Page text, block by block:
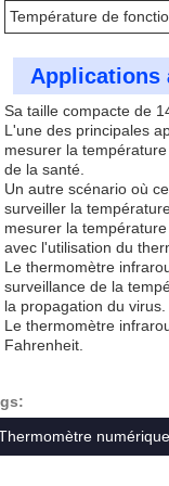
Température de
Applications
Sa taille compacte de
L'une des principales
mesurer la
de la santé.
Un autre scénario où
surveiller la
mesurer la
avec l'utilisation du
Le thermomètre
surveillance de la
la propagation du virus.
Le thermomètre
Fahrenheit.